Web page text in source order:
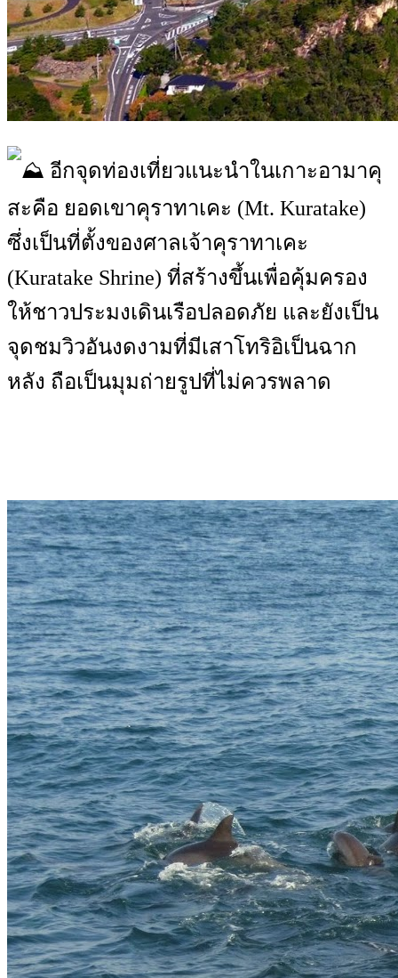
อีกจุดท่องเที่ยวแนะนำในเกาะอามาคุ
สะคือ ยอดเขาคุราทาเคะ (Mt. Kuratake)
ซึ่งเป็นที่ตั้งของศาลเจ้าคุราทาเคะ
(Kuratake Shrine) ที่สร้างขึ้นเพื่อคุ้มครอง
ให้ชาวประมงเดินเรือปลอดภัย และยังเป็น
จุดชมวิวอันงดงามที่มีเสาโทริอิเป็นฉาก
หลัง ถือเป็นมุมถ่ายรูปที่ไม่ควรพลาด